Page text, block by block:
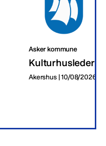
Asker kommune
Kulturhusleder
Akershus | 10/08/2026